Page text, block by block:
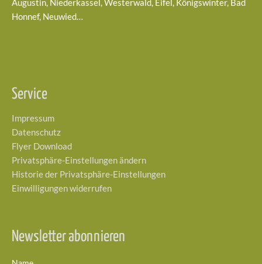
Augustin, Niederkassel, Westerwald, Eifel, Königswinter, Bad
Honnef, Neuwied…
Service
Impressum
Datenschutz
Flyer Download
Privatsphäre-Einstellungen ändern
Historie der Privatsphäre-Einstellungen
Einwilligungen widerrufen
Newsletter abonnieren